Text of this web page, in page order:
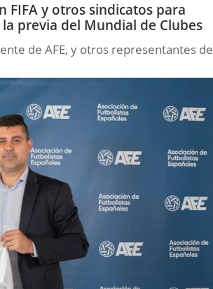
FIFA y otros sindicatos para
previa del Mundial de Clubes
de AFE, y otros representantes de